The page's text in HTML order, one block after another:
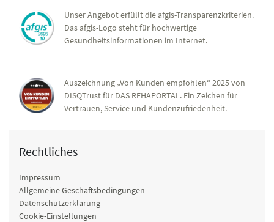
Unser Angebot erfüllt die afgis-Transparenzkriterien.
Das afgis-Logo steht für hochwertige
Gesundheitsinformationen im Internet.
Auszeichnung „Von Kunden empfohlen“ 2025 von
DISQTrust für DAS REHAPORTAL. Ein Zeichen für
Vertrauen, Service und Kundenzufriedenheit.
Rechtliches
Impressum
Allgemeine Geschäftsbedingungen
Datenschutzerklärung
Cookie-Einstellungen